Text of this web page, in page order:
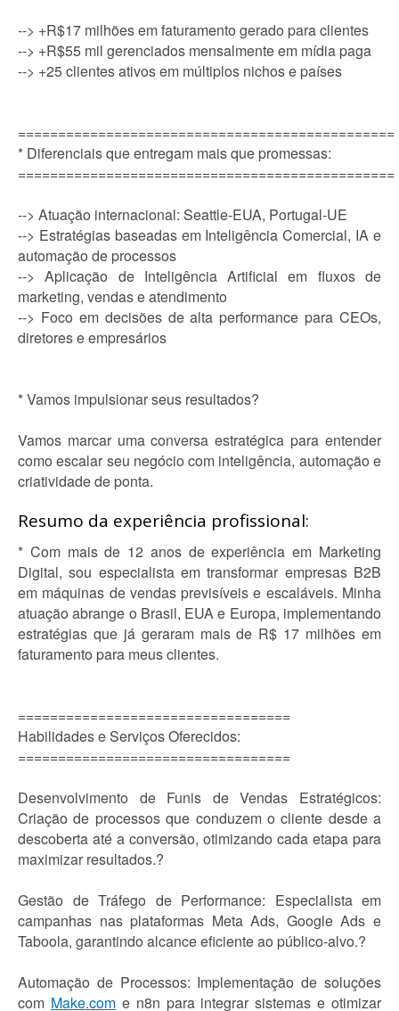
--> +R$17 milhões em faturamento gerado para clientes
--> +R$55 mil gerenciados mensalmente em mídia paga
--> +25 clientes ativos em múltiplos nichos e países
===============================================
* Diferenciais que entregam mais que promessas:
===============================================
--> Atuação internacional: Seattle-EUA, Portugal-UE
--> Estratégias baseadas em Inteligência Comercial, IA e
automação de processos
--> Aplicação de Inteligência Artificial em fluxos de
marketing, vendas e atendimento
--> Foco em decisões de alta performance para CEOs,
diretores e empresários
* Vamos impulsionar seus resultados?
Vamos marcar uma conversa estratégica para entender
como escalar seu negócio com inteligência, automação e
criatividade de ponta.
Resumo da experiência profissional:
* Com mais de 12 anos de experiência em Marketing
Digital, sou especialista em transformar empresas B2B
em máquinas de vendas previsíveis e escaláveis. Minha
atuação abrange o Brasil, EUA e Europa, implementando
estratégias que já geraram mais de R$ 17 milhões em
faturamento para meus clientes.
==================================
Habilidades e Serviços Oferecidos:
==================================
Desenvolvimento de Funis de Vendas Estratégicos:
Criação de processos que conduzem o cliente desde a
descoberta até a conversão, otimizando cada etapa para
maximizar resultados.?
Gestão de Tráfego de Performance: Especialista em
campanhas nas plataformas Meta Ads, Google Ads e
Taboola, garantindo alcance eficiente ao público-alvo.?
Automação de Processos: Implementação de soluções
com Make.come n8n para integrar sistemas e otimizar